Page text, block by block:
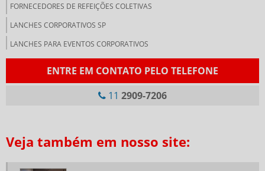
FORNECEDORES DE REFEIÇÕES COLETIVAS
LANCHES CORPORATIVOS SP
LANCHES PARA EVENTOS CORPORATIVOS
LANCHONETE PARA EMPRESAS
RESTAURANTE DE COLETIVIDADE
ENTRE EM CONTATO PELO TELEFONE
11 2909-7206
Veja também em nosso site: